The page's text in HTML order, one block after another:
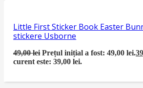
Little First Sticker Book Easter
stickere Usborne
49,00lei Prețul inițial a fost: 49,00 lei.
curent este: 39,00 lei.